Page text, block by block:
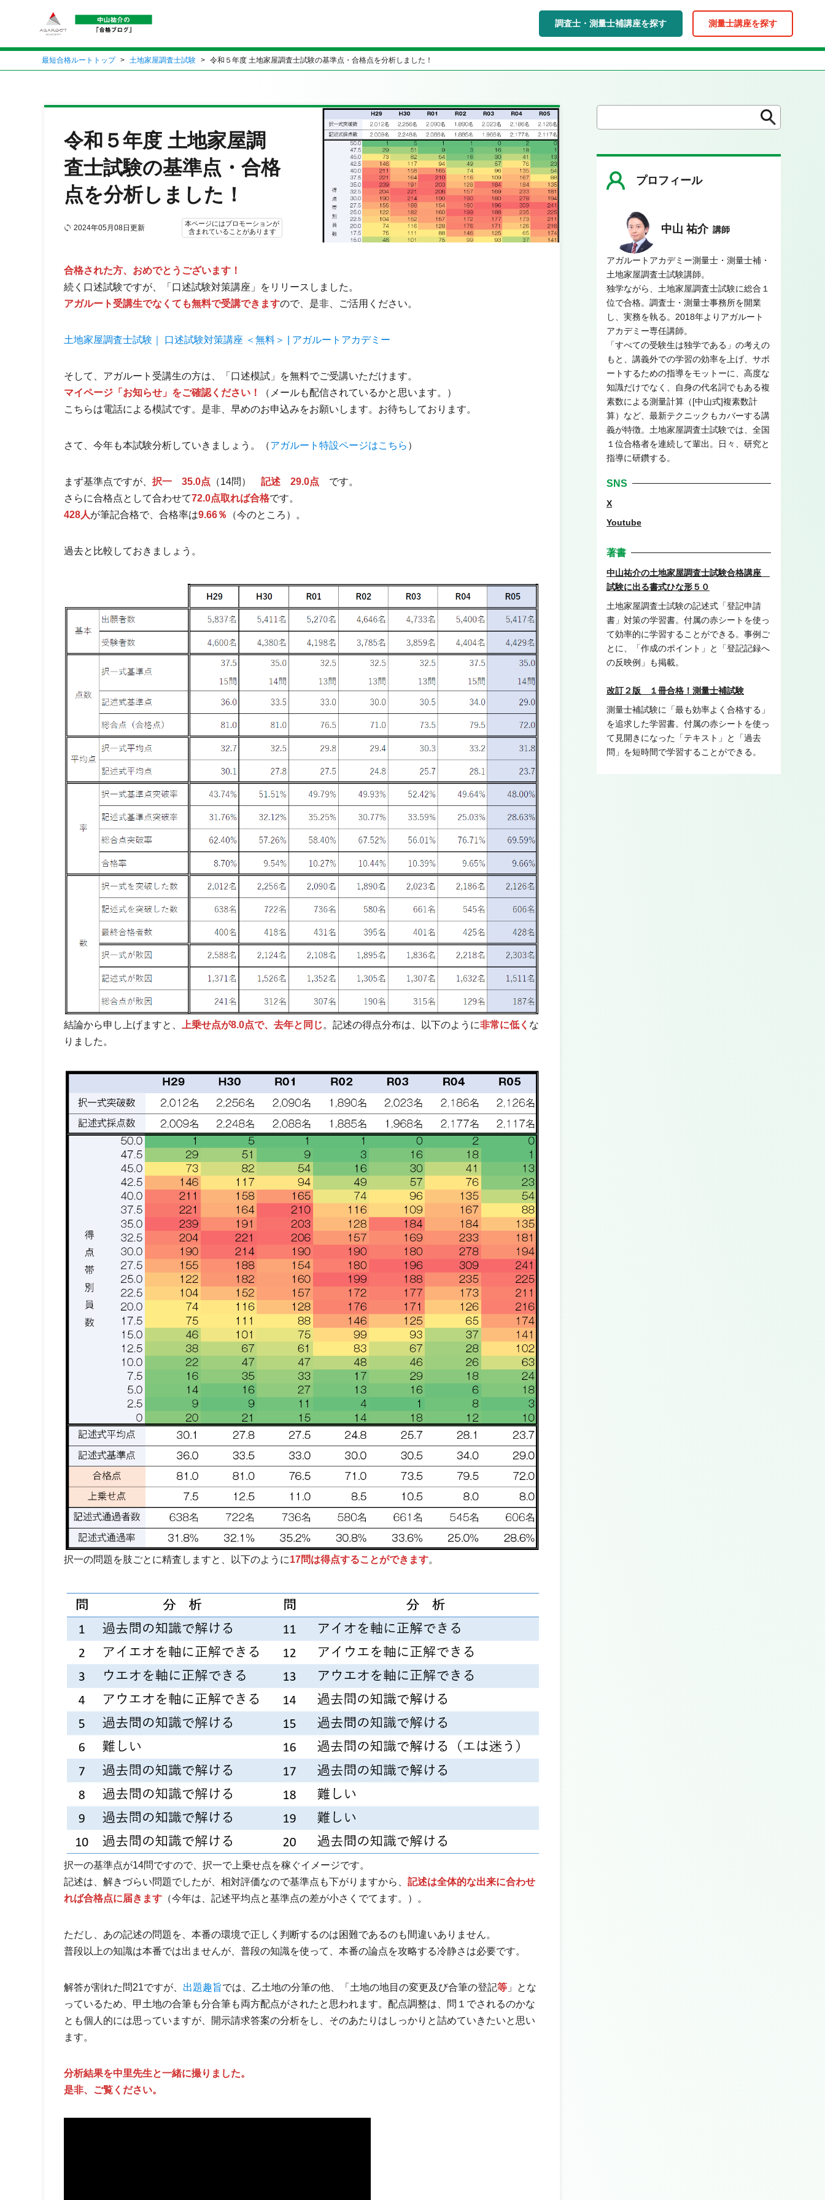
調査士・測量士補講座を探す 測量士講座を探す
最短合格ルートトップ 土地家屋調査士試験 令和５年度 土地家屋調査士試験の基準点・合格点を分析しました！
令和５年度 土地家屋調
査士試験の基準点・合格
点を分析しました！
2024年05月08日更新
本ページにはプロモーションが
含まれていることがあります
合格された方、おめでとうございます！
続く口述試験ですが、「口述試験対策講座」をリリースしました。
アガルート受講生でなくても無料で受講できますので、是非、ご活用ください。
土地家屋調査士試験｜ 口述試験対策講座 ＜無料＞ | アガルートアカデミー
そして、アガルート受講生の方は、「口述模試」を無料でご受講いただけます。
マイページ「お知らせ」をご確認ください！
（メールも配信されているかと思います。）
こちらは電話による模試です。是非、早めのお申込みをお願いします。お待ちしております。
さて、今年も本試験分析していきましょう。（アガルート特設ページはこちら ）
まず基準点ですが、 択一 35.0点 （14問） 記述 29.0点 です。
さらに合格点として合わせて72.0点取れば合格です。
428人が筆記合格で、合格率は9.66％ （今のところ）。
過去と比較しておきましょう。
結論から申し上げますと、 上乗せ点が8.0点で、去年と同じ。記述の得点分布は、以下のように非常に低く な
りました。
択一の問題を肢ごとに精査しますと、以下のように17問は得点することができます。
択一の基準点が14問ですので、択一で上乗せ点を稼ぐイメージです。
記述は、解きづらい問題でしたが、相対評価なので基準点も下がりますから、 記述は全体的な出来に合わせ
れば合格点に届きます （今年は、記述平均点と基準点の差が小さくでてます。）。
ただし、あの記述の問題を、本番の環境で正しく判断するのは困難であるのも間違いありません。
普段以上の知識は本番では出ませんが、普段の知識を使って、本番の論点を攻略する冷静さは必要です。
解答が割れた問21ですが、 出題趣旨では、乙土地の分筆の他、「土地の地目の変更及び合筆の登記等 」とな
っているため、甲土地の合筆も分合筆も両方配点がされたと思われます。配点調整は、問１でされるのかな
とも個人的には思っていますが、開示請求答案の分析をし、そのあたりはしっかりと詰めていきたいと思い
ます。
分析結果を中里先生と一緒に撮りました。
是非、ご覧ください。
索
検
プロフィール
中山 祐介 講師
アガルートアカデミー測量士・測量士補・
土地家屋調査士試験講師。
独学ながら、土地家屋調査士試験に総合１
位で合格。調査士・測量士事務所を開業
し、実務を執る。2018年よりアガルート
アカデミー専任講師。
「すべての受験生は独学である」の考えの
もと、講義外での学習の効率を上げ、サポ
ートするための指導をモットーに、高度な
知識だけでなく、自身の代名詞でもある複
素数による測量計算（[中山式]複素数計
算）など、最新テクニックもカバーする講
義が特徴。土地家屋調査士試験では、全国
１位合格者を連続して輩出。日々、研究と
指導に研鑽する。
SNS
X
Youtube
著書
中山祐介の土地家屋調査士試験合格講座
試験に出る書式ひな形５０
土地家屋調査士試験の記述式「登記申請
書」対策の学習書。付属の赤シートを使っ
て効率的に学習することができる。事例ご
とに、「作成のポイント」と「登記記録へ
の反映例」も掲載。
改訂２版 １冊合格！測量士補試験
測量士補試験に「最も効率よく合格する」
を追求した学習書。付属の赤シートを使っ
て見開きになった「テキスト」と「過去
問」を短時間で学習することができる。